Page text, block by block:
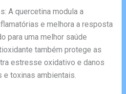
A quercetina modula a
e melhora a resposta
para uma melhor saúde
também protege as
estresse oxidativo e danos
e toxinas ambientais.